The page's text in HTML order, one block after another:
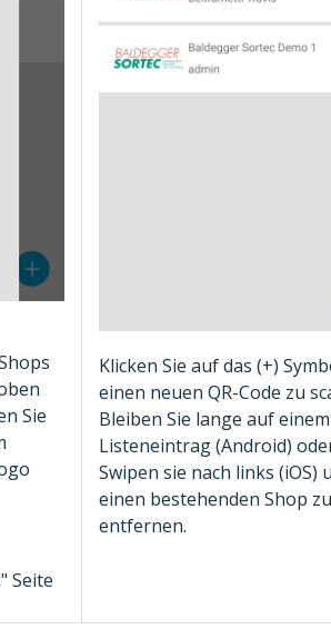
Sie
Seite
Klicken Sie auf das (+)
einen neuen QR-Code zu
Bleiben Sie lange auf einem
Listeneintrag (Android)
Swipen sie nach links (iOS)
einen bestehenden Shop zu
entfernen.